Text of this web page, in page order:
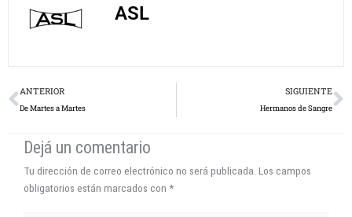
ASL
Prev
ANTERIOR
De Martes a Martes
SIGUIENTE
Hermanos de Sangre
Dejá un comentario
Tu dirección de correo electrónico no será publicada. Los campos
obligatorios están marcados con *